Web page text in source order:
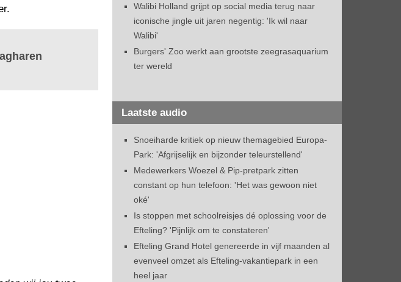
Walibi Holland grijpt op social media terug naar
iconische jingle uit jaren negentig: 'Ik wil naar
Walibi'
Burgers' Zoo werkt aan grootste zeegrasaquarium
ter wereld
Laatste audio
Snoeiharde kritiek op nieuw themagebied Europa-
Park: 'Afgrijselijk en bijzonder teleurstellend'
Medewerkers Woezel & Pip-pretpark zitten
constant op hun telefoon: 'Het was gewoon niet
oké'
Is stoppen met schoolreisjes dé oplossing voor de
Efteling? 'Pijnlijk om te constateren'
Efteling Grand Hotel genereerde in vijf maanden al
evenveel omzet als Efteling-vakantiepark in een
heel jaar